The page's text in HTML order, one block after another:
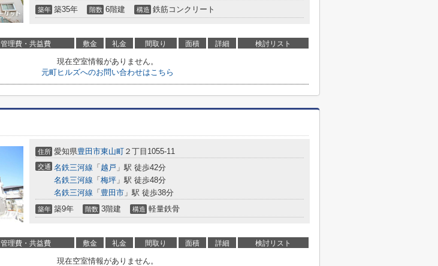
築年 築35年 階数 6階建 構造 鉄筋コンクリート
管理費・共益費 敷金 礼金 間取り 面積 詳細 検討リスト
現在空室情報がありません。
元町ヒルズへのお問い合わせはこちら
住所 愛知県豊田市東山町 ２丁目1055-11
交通 名鉄三河線 「 越戸 」駅 徒歩42分
名鉄三河線 「 梅坪 」駅 徒歩48分
名鉄三河線 「 豊田市 」駅 徒歩38分
築年 築9年 階数 3階建 構造 軽量鉄骨
管理費・共益費 敷金 礼金 間取り 面積 詳細 検討リスト
現在空室情報がありません。